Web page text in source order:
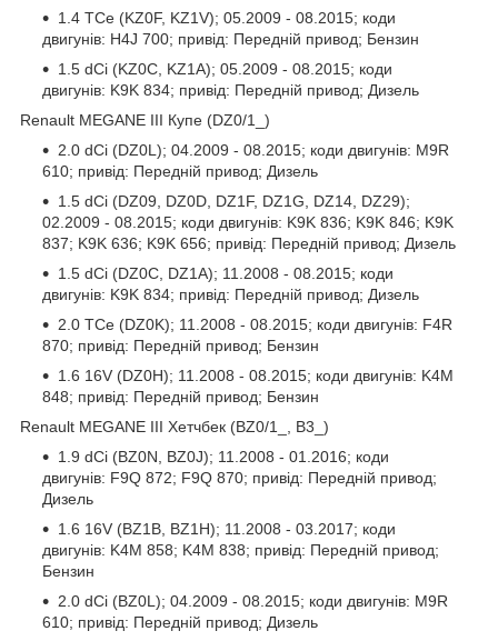
1.4 TCe (KZ0F, KZ1V); 05.2009 - 08.2015; коди
двигунів: H4J 700; привід: Передній привод; Бензин
1.5 dCi (KZ0C, KZ1A); 05.2009 - 08.2015; коди
двигунів: K9K 834; привід: Передній привод; Дизель
Renault MEGANE III Купе (DZ0/1_)
2.0 dCi (DZ0L); 04.2009 - 08.2015; коди двигунів: M9R
610; привід: Передній привод; Дизель
1.5 dCi (DZ09, DZ0D, DZ1F, DZ1G, DZ14, DZ29);
02.2009 - 08.2015; коди двигунів: K9K 836; K9K 846; K9K
837; K9K 636; K9K 656; привід: Передній привод; Дизель
1.5 dCi (DZ0C, DZ1A); 11.2008 - 08.2015; коди
двигунів: K9K 834; привід: Передній привод; Дизель
2.0 TCe (DZ0K); 11.2008 - 08.2015; коди двигунів: F4R
870; привід: Передній привод; Бензин
1.6 16V (DZ0H); 11.2008 - 08.2015; коди двигунів: K4M
848; привід: Передній привод; Бензин
Renault MEGANE III Хетчбек (BZ0/1_, B3_)
1.9 dCi (BZ0N, BZ0J); 11.2008 - 01.2016; коди
двигунів: F9Q 872; F9Q 870; привід: Передній привод;
Дизель
1.6 16V (BZ1B, BZ1H); 11.2008 - 03.2017; коди
двигунів: K4M 858; K4M 838; привід: Передній привод;
Бензин
2.0 dCi (BZ0L); 04.2009 - 08.2015; коди двигунів: M9R
610; привід: Передній привод; Дизель